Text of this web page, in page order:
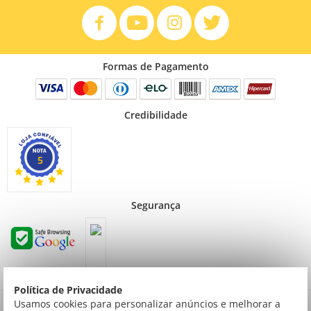
Política de Privacidade
Usamos cookies para personalizar anúncios e melhorar a
Formas de Pagamento
Credibilidade
5
Segurança
Preços válidos para consumidor final não contribuinte. Preços exclusivos para compras